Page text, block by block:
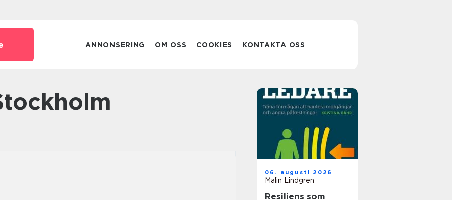
ANNONSERING OM OSS COOKIES KONTAKTA OSS
06. augusti 2026
Malin Lindgren
Resiliens som